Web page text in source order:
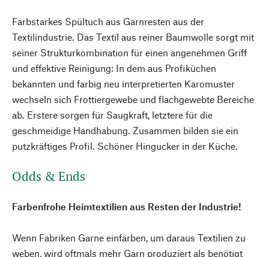
Farbstarkes Spültuch aus Garnresten aus der
Textilindustrie. Das Textil aus reiner Baumwolle sorgt mit
seiner Strukturkombination für einen angenehmen Griff
und effektive Reinigung: In dem aus Profiküchen
bekannten und farbig neu interpretierten Karomuster
wechseln sich Frottiergewebe und flachgewebte Bereiche
ab. Erstere sorgen für Saugkraft, letztere für die
geschmeidige Handhabung. Zusammen bilden sie ein
putzkräftiges Profil. Schöner Hingucker in der Küche.
Odds & Ends
Farbenfrohe Heimtextilien aus Resten der Industrie!
Wenn Fabriken Garne einfärben, um daraus Textilien zu
weben, wird oftmals mehr Garn produziert als benötigt